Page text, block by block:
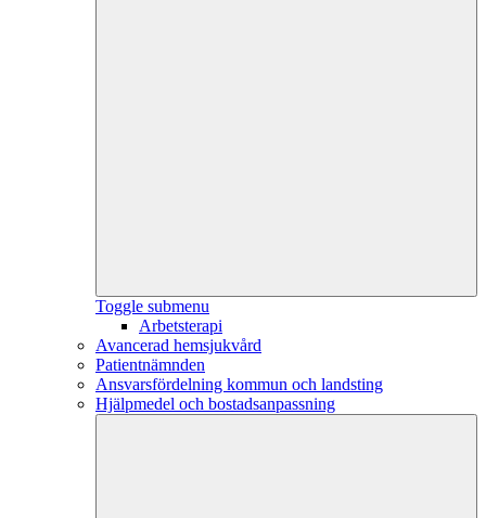
Toggle submenu
Arbetsterapi
Avancerad hemsjukvård
Patientnämnden
Ansvarsfördelning kommun och landsting
Hjälpmedel och bostadsanpassning